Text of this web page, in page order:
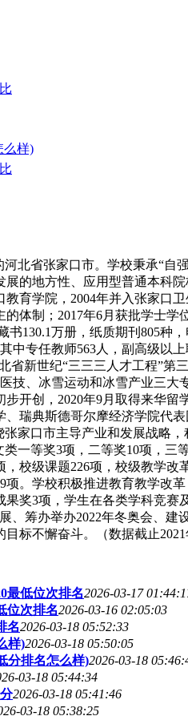
么样)
北省张家口市。学校秉承“
的地方性、应用型普通本科
育学院，2004年并入张家口
体制；2017年6月获批学士
130.1万册，纸质期刊805
中专任教师563人，副高级以
新世纪“三三三人才工程”第
技、冰雪运动和冰雪产业三
开创，2020年9月取得来华
瑞典斯德哥尔摩经济学院代
家口市主导产业和发展战略
一等奖3项，二等奖10项，
校级课题226项，校级教学
。学校积极推进教育教学
奖3项，学生在各类学科竞
、筹办举办2022年冬奥会、
标不懈奋斗。（数据截止2021
最低位次排名2026-03-17
位次排名2026-03-16 02:05:03
名2026-03-18 05:52:33
样)2026-03-18 05:50:05
分排名怎么样)2026-03-18
03-18 05:44:34
2026-03-18 05:41:46
03-18 05:38:25